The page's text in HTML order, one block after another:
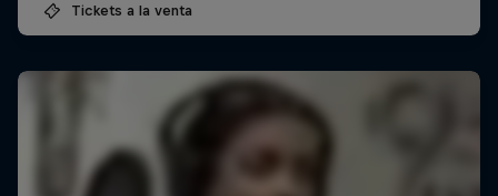
Tickets a la venta